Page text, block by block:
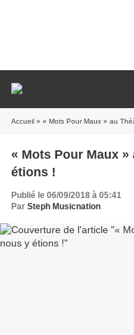
Accueil » « Mots Pour Maux » au
« Mots Pour Maux
étions !
Publié le 06/09/2018 à 05:41
Par Steph Musicnation